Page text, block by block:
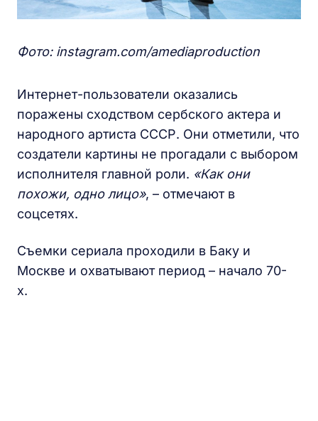
Фото: instagram.com/amediaproduction
Интернет-пользователи оказались
поражены сходством сербского актера и
народного артиста СССР. Они отметили, что
создатели картины не прогадали с выбором
исполнителя главной роли. «Как они
похожи, одно лицо», – отмечают в
соцсетях.
Съемки сериала проходили в Баку и
Москве и охватывают период – начало 70-
х.